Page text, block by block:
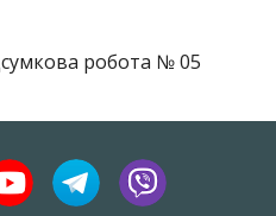
робота № 05